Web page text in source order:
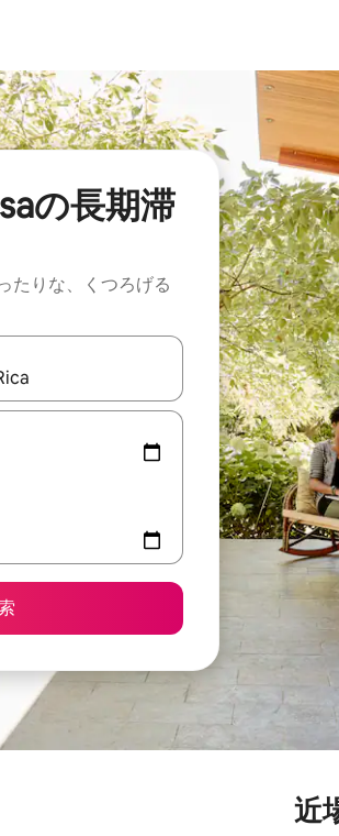
の長期滞
たりな、くつろげる
下の矢印キーを使って移動するか、画面をタ
近